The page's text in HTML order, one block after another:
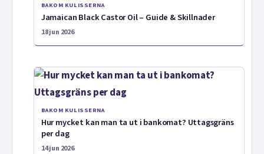
BAKOM KULISSERNA
Jamaican Black Castor Oil – Guide & Skillnader
18 jun 2026
BAKOM KULISSERNA
Hur mycket kan man ta ut i bankomat? Uttagsgräns
per dag
14 jun 2026